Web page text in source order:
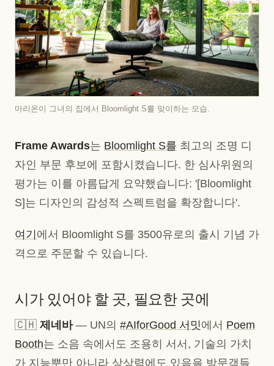
마리온이 그녀의 집에서 Bloomlight S를 맞이하는 모습.
Frame Awards는 Bloomlight S를 최고의 조명 디
자인 부문 후보에 포함시켰습니다. 한 심사위원의
평가는 이를 아름답게 요약했습니다: '[Bloomlight
S]는 디자인의 감성적 스펙트럼을 확장합니다'.
여기 에서 Bloomlight S를 3500유로의 출시 기념 가
격으로 주문할 수 있습니다.
시가 있어야 할 곳, 필요한 곳에
🇨🇭 제네바— UN의 #AIforGood 서밋에서 Poem
Booth는 소음 속에서도 조용히 서서, 기술의 가치
가 지능뿐만 아니라 상상력에도 있음을 방문객들